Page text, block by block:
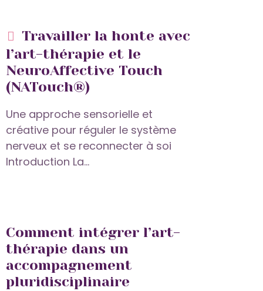
Travailler la honte avec
l’art-thérapie et le
NeuroAffective Touch
(NATouch®)
Une approche sensorielle et
créative pour réguler le système
nerveux et se reconnecter à soi
Introduction La...
Comment intégrer l’art-
thérapie dans un
accompagnement
pluridisciplinaire